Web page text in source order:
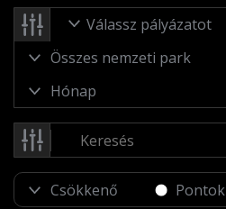
Válassz pályázatot
Pontok